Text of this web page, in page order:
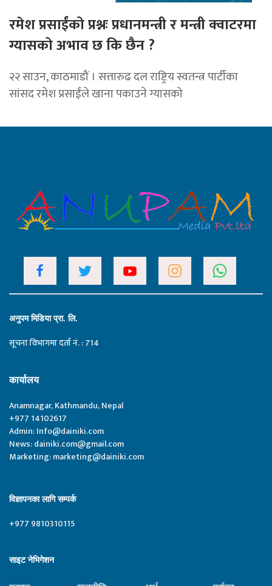
रमेश प्रसाईंको प्रश्नः प्रधानमन्त्री र मन्त्री क्वाटरमा
ग्यासको अभाव छ कि छैन ?
२२ साउन, काठमाडौं । सत्तारुढ दल राष्ट्रिय स्वतन्त्र पार्टीका
सांसद रमेश प्रसाईंले खाना पकाउने ग्यासको
अनुपम मिडिया प्रा. लि.
सूचना विभागमा दर्ता नं. : 714
कार्यालय
Anamnagar, Kathmandu, Nepal
+977 14102617
Admin:Info@dainiki.com
News:dainiki.com@gmail.com
Marketing:marketing@dainiki.com
विज्ञापनका लागि सम्पर्क
+977 9810310115
साइट नेभिगेशन